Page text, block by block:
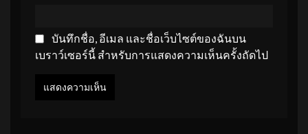
บันทึกชื่อ, อีเมล และชื่อเว็บไซต์ของฉันบน
เบราว์เซอร์นี้ สำหรับการแสดงความเห็นครั้งถัดไป